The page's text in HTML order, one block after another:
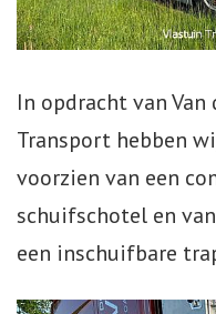
NGS XXL
Te Koop
Miniatuur
Vacatures
In opdracht van
Transport hebben
voorzien van een
schuifschotel en
een inschuifbare